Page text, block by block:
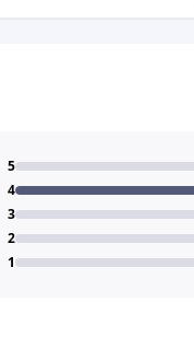
1
2
3
4
5